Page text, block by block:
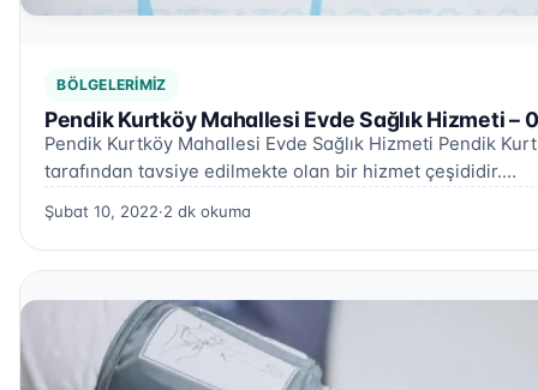
BÖLGELERIMIZ
Pendik Kurtköy Mahallesi Evde Sağlık Hizmeti –
Pendik Kurtköy Mahallesi Evde Sağlık Hizmeti Pendik
tarafından tavsiye edilmekte olan bir hizmet çeşididir.…
Şubat 10, 2022·2 dk okuma